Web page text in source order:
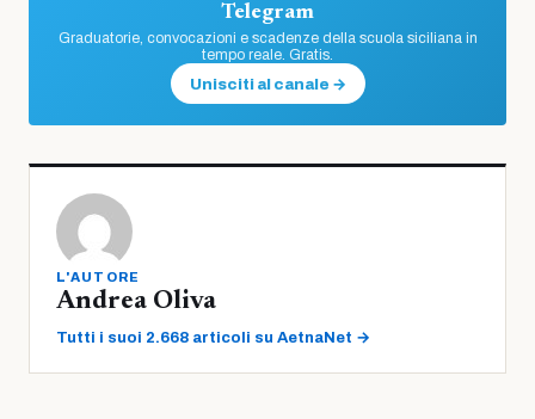
Telegram
Graduatorie, convocazioni e scadenze della scuola siciliana in
tempo reale. Gratis.
Unisciti al canale →
L'AUTORE
Andrea Oliva
Tutti i suoi 2.668 articoli su AetnaNet →